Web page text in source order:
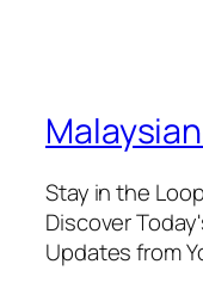
Stay in the
Discover
Updates from